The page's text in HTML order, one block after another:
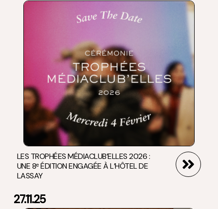
LES TROPHÉES MÉDIACLUB’ELLES 2026 :
UNE 8ᵉ ÉDITION ENGAGÉE À L’HÔTEL DE
LASSAY
27.11.25